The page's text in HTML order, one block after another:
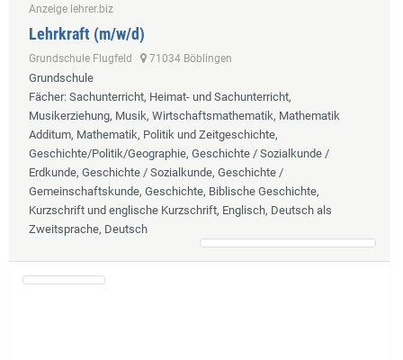
Anzeige lehrer.biz
Lehrkraft (m/w/d)
Grundschule Flugfeld 71034 Böblingen
Grundschule
Fächer: Sachunterricht, Heimat- und Sachunterricht,
Musikerziehung, Musik, Wirtschaftsmathematik, Mathematik
Additum, Mathematik, Politik und Zeitgeschichte,
Geschichte/Politik/Geographie, Geschichte / Sozialkunde /
Erdkunde, Geschichte / Sozialkunde, Geschichte /
Gemeinschaftskunde, Geschichte, Biblische Geschichte,
Kurzschrift und englische Kurzschrift, Englisch, Deutsch als
Zweitsprache, Deutsch